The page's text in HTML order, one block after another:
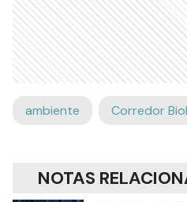
ambiente Corredor
NOTAS